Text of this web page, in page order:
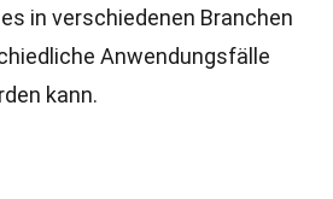
es in verschiedenen Branchen
Anwendungsfälle
kann.